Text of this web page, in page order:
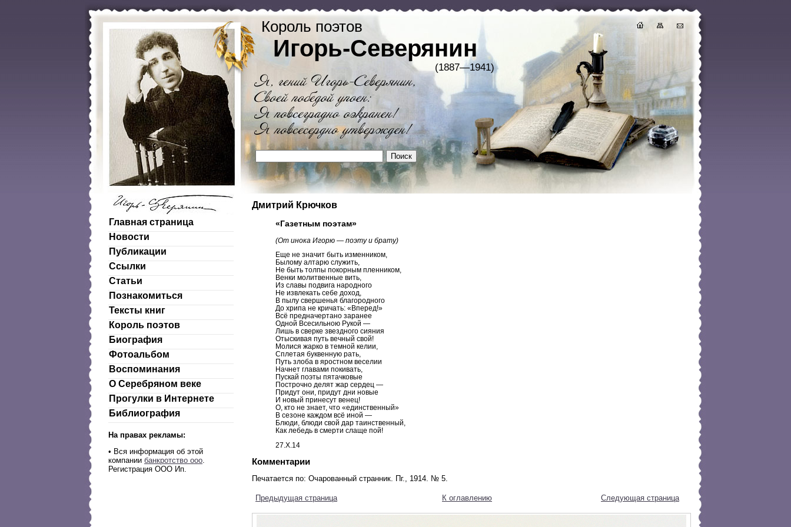
Король поэтов
Игорь-Северянин
(1887—1941)
Главная страница
Новости
Публикации
Ссылки
Статьи
Познакомиться
Тексты книг
Король поэтов
Биография
Фотоальбом
Воспоминания
О Серебряном веке
Прогулки в Интернете
Библиография
На правах рекламы:
• Вся информация об этой
компании банкротство ооо.
Регистрация ООО Ип.
Дмитрий Крючков
«Газетным поэтам»
(От инока Игорю — поэту и брату)
Еще не значит быть изменником,
Былому алтарю служить,
Не быть толпы покорным пленником,
Венки молитвенные вить,
Из славы подвига народного
Не извлекать себе доход,
В пылу свершенья благородного
До хрипа не кричать: «Вперед!»
Всё предначертано заранее
Одной Всесильною Рукой —
Лишь в сверке звездного сияния
Отыскивая путь вечный свой!
Молися жарко в темной келии,
Сплетая буквенную рать,
Путь злоба в яростном веселии
Начнет главами покивать,
Пускай поэты пятачковые
Построчно делят жар сердец —
Придут они, придут дни новые
И новый принесут венец!
О, кто не знает, что «единственный»
В сезоне каждом всё иной —
Блюди, блюди свой дар таинственный,
Как лебедь в смерти слаще пой!
27.Х.14
Комментарии
Печатается по: Очарованный странник. Пг., 1914. № 5.
Предыдущая страница К оглавлению Следующая страница